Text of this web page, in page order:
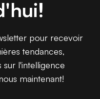
pour recevoir
tendances,
sur l'intelligence
maintenant!